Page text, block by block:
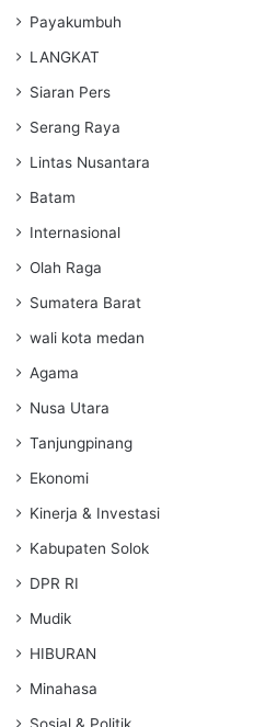
Payakumbuh
LANGKAT
Siaran Pers
Serang Raya
Lintas Nusantara
Batam
Internasional
Olah Raga
Sumatera Barat
wali kota medan
Agama
Nusa Utara
Tanjungpinang
Ekonomi
Kinerja & Investasi
Kabupaten Solok
DPR RI
Mudik
HIBURAN
Minahasa